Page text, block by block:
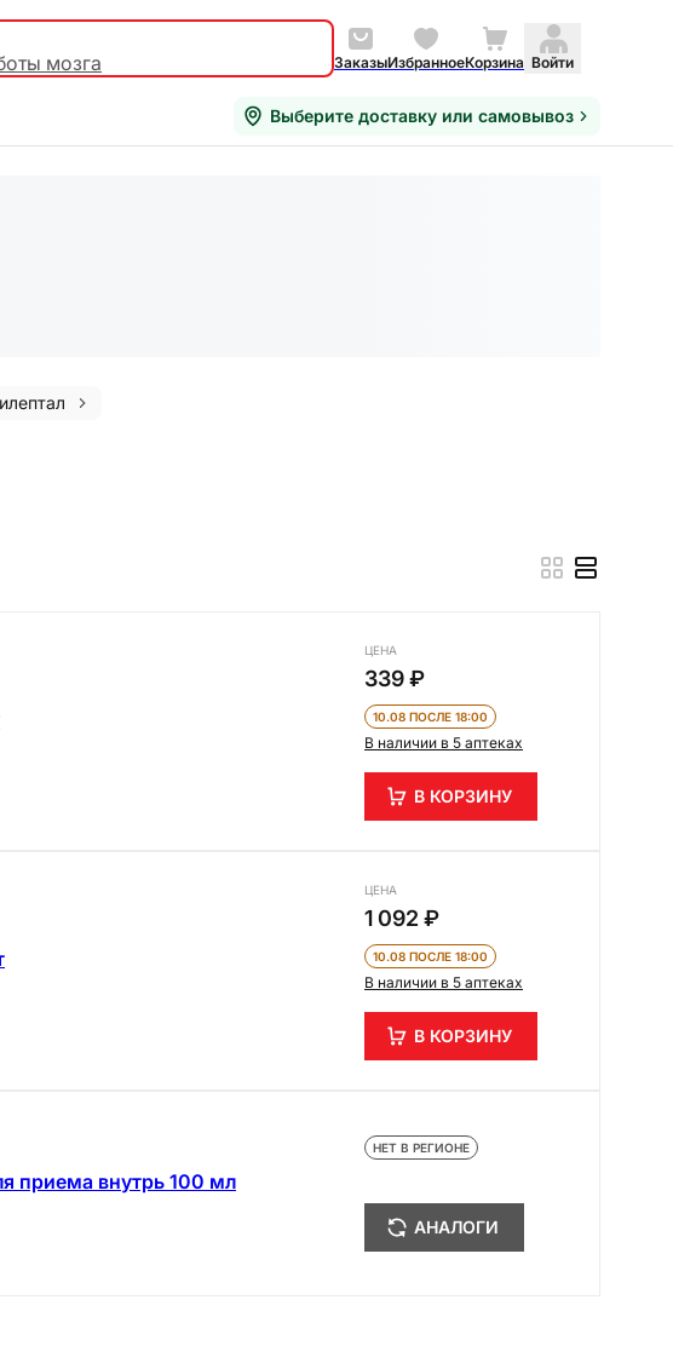
мозга ЗаказыИзбранноеКорзина Войти
Выберите доставку или самовывоз
ЦЕНА
339 ₽
10.08 ПОСЛЕ 18:00
В наличии в 5 аптеках
В КОРЗИНУ
ЦЕНА
1 092 ₽
10.08 ПОСЛЕ 18:00
В наличии в 5 аптеках
В КОРЗИНУ
приема внутрь 100 мл
НЕТ В РЕГИОНЕ
АНАЛОГИ